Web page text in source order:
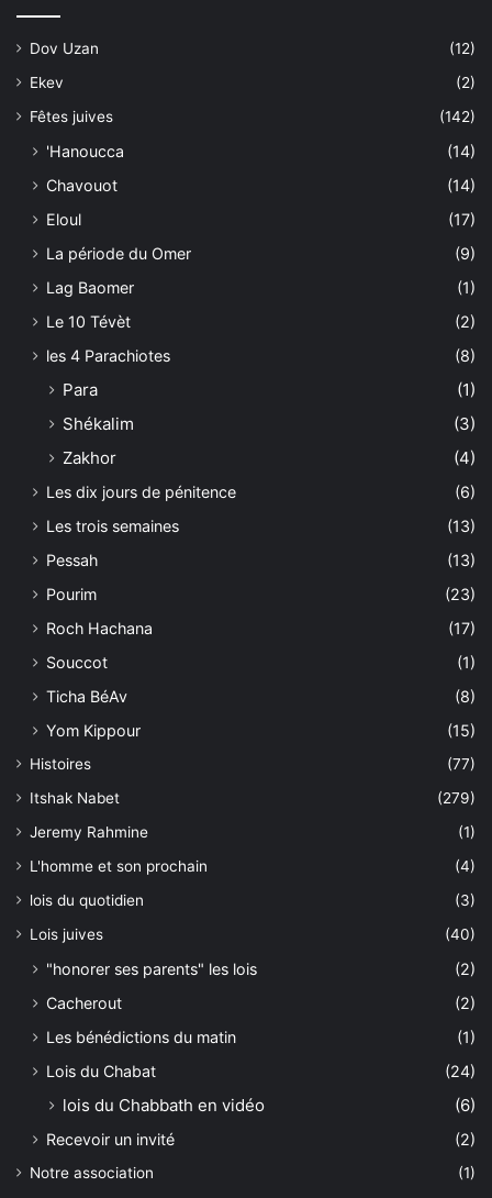
Dov Uzan
(12)
Ekev
(2)
Fêtes juives
(142)
'Hanoucca
(14)
Chavouot
(14)
Eloul
(17)
La période du Omer
(9)
Lag Baomer
(1)
Le 10 Tévèt
(2)
les 4 Parachiotes
(8)
Para
(1)
Shékalim
(3)
Zakhor
(4)
Les dix jours de pénitence
(6)
Les trois semaines
(13)
Pessah
(13)
Pourim
(23)
Roch Hachana
(17)
Souccot
(1)
Ticha BéAv
(8)
Yom Kippour
(15)
Histoires
(77)
Itshak Nabet
(279)
Jeremy Rahmine
(1)
L'homme et son prochain
(4)
lois du quotidien
(3)
Lois juives
(40)
"honorer ses parents" les lois
(2)
Cacherout
(2)
Les bénédictions du matin
(1)
Lois du Chabat
(24)
lois du Chabbath en vidéo (6)
Recevoir un invité (2)
Notre association
(1)